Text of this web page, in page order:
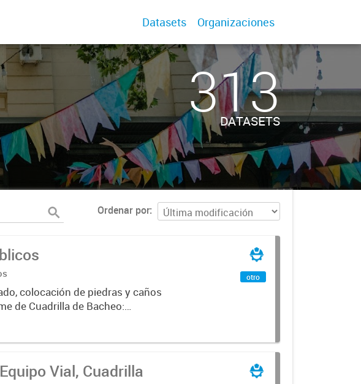
Datasets Organizaciones
313
DATASETS
Ordenar por
colocación de piedras y caños
de Cuadrilla de Bacheo:
otro
Vial, Cuadrilla